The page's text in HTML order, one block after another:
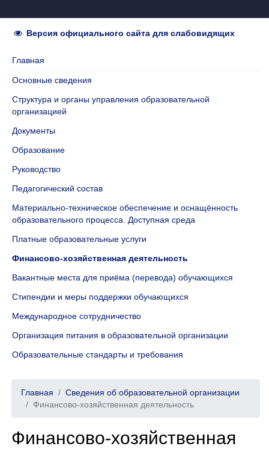
Версия официального сайта для слабовидящих
Главная
Основные сведения
Структура и органы управления образовательной
организацией
Документы
Образование
Руководство
Педагогический состав
Материально-техническое обеспечение и оснащённость
образовательного процесса. Доступная среда
Платные образовательные услуги
Финансово-хозяйственная деятельность
Вакантные места для приёма (перевода) обучающихся
Стипендии и меры поддержки обучающихся
Международное сотрудничество
Организация питания в образовательной организации
Образовательные стандарты и требования
Главная
Сведения об образовательной организации
Финансово-хозяйственная деятельность
Финансово-хозяйственная